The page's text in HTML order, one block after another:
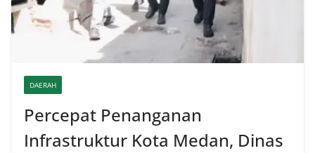
DAERAH
Percepat Penanganan
Infrastruktur Kota Medan, Dinas